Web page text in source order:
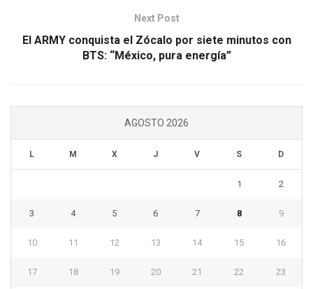
Next Post
El ARMY conquista el Zócalo por siete minutos con
BTS: “México, pura energía”
AGOSTO 2026
L M X J V S D
1 2
3 4 5 6 7 8 9
10 11 12 13 14 15 16
17 18 19 20 21 22 23